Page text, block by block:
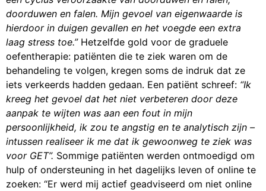
doorduwen en falen. Mijn gevoel van eigenwaarde is
hierdoor in duigen gevallen en het voegde een extra
laag stress toe.” Hetzelfde gold voor de graduele
oefentherapie: patiënten die te ziek waren om de
behandeling te volgen, kregen soms de indruk dat ze
iets verkeerds hadden gedaan. Een patiënt schreef: “Ik
kreeg het gevoel dat het niet verbeteren door deze
aanpak te wijten was aan een fout in mijn
persoonlijkheid, ik zou te angstig en te analytisch zijn –
intussen realiseer ik me dat ik gewoonweg te ziek was
voor GET”. Sommige patiënten werden ontmoedigd om
hulp of ondersteuning in het dagelijks leven of online te
zoeken: “Er werd mij actief geadviseerd om niet online